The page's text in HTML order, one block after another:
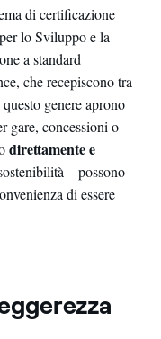
di certificazione
lo Sviluppo e la
a standard
che recepiscono tra
genere aprono
gare, concessioni o
direttamente e
– possono
di essere